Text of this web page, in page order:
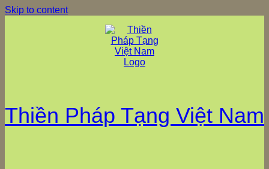
Skip to content
Thiền Pháp Tạng Việt Nam